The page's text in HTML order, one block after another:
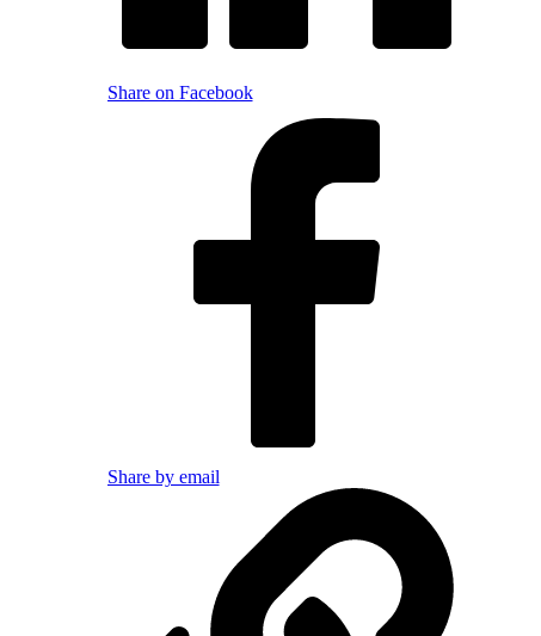
Share on Facebook
Share by email